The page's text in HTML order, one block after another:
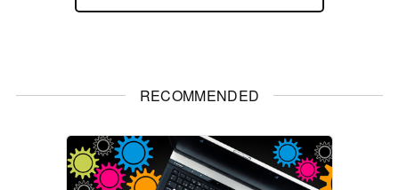
RECOMMENDED